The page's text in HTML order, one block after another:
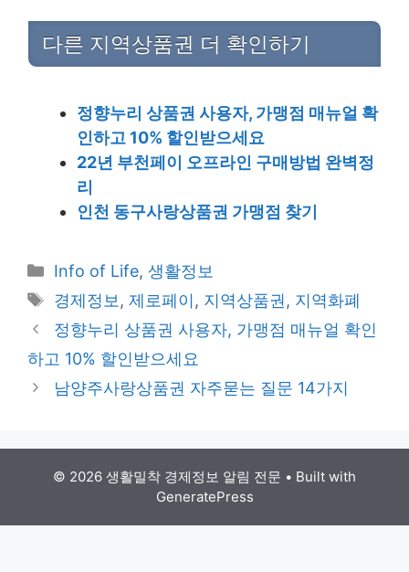
다른 지역상품권 더 확인하기
정향누리 상품권 사용자, 가맹점 매뉴얼 확
인하고 10% 할인받으세요
22년 부천페이 오프라인 구매방법 완벽정
리
인천 동구사랑상품권 가맹점 찾기
Categories
Info of Life, 생활정보
Tags
경제정보 , 제로페이, 지역상품권, 지역화폐
Post
navigation
정향누리 상품권 사용자, 가맹점 매뉴얼 확인
하고 10% 할인받으세요
남양주사랑상품권 자주묻는 질문 14가지
© 2026 생활밀착 경제정보 알림 전문 • Built with
GeneratePress